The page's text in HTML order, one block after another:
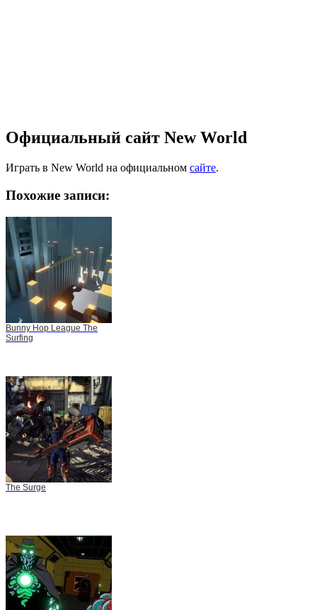
Официальный сайт New World
Играть в New World на официальном сайте.
Похожие записи:
Bunny Hop League The
Surfing
The Surge